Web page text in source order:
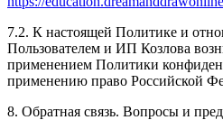
7.2. К настоящей Политике и
Пользователем и ИП Козлова
применением Политики
применению право Российской
8. Обратная связь. Вопросы и